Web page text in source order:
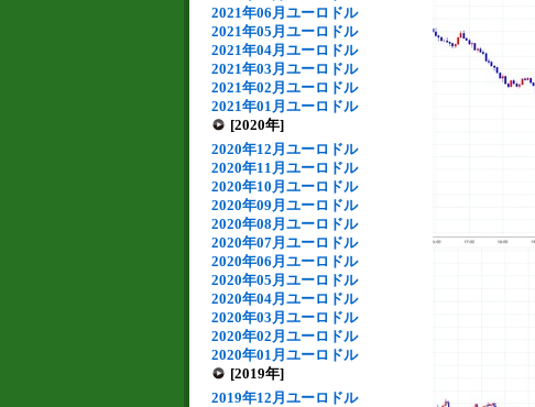
2021年06月ユーロドル
2021年05月ユーロドル
2021年04月ユーロドル
2021年03月ユーロドル
2021年02月ユーロドル
2021年01月ユーロドル
[2020年]
2020年12月ユーロドル
2020年11月ユーロドル
2020年10月ユーロドル
2020年09月ユーロドル
2020年08月ユーロドル
2020年07月ユーロドル
2020年06月ユーロドル
2020年05月ユーロドル
2020年04月ユーロドル
2020年03月ユーロドル
2020年02月ユーロドル
2020年01月ユーロドル
[2019年]
2019年12月ユーロドル